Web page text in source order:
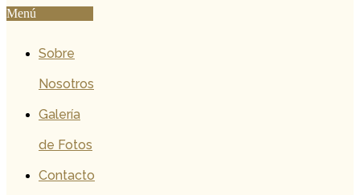
Menú
Sobre
Nosotros
Galería
de Fotos
Contacto